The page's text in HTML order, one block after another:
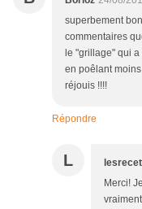
superbement
commentaires
le "grillage" qui
en poêlant
réjouis !!!!
Répondre
L
Merci!